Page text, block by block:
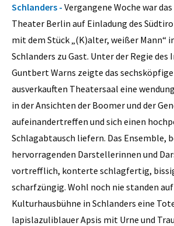
Schlanders - Vergangene Woche war
Theater Berlin auf Einladung des
mit dem Stück „(K)alter, weißer Mann“
Schlanders zu Gast. Unter der Regie
Guntbert Warns zeigte das
ausverkauften Theatersaal eine
in der Ansichten der Boomer und der
aufeinandertreffen und sich einen
Schlagabtausch liefern. Das Ensemble,
hervorragenden Darstellerinnen und
vortrefflich, konterte schlagfertig,
scharfzüngig. Wohl noch nie standen
Kulturhausbühne in Schlanders eine
lapislazuliblauer Apsis mit Urne und